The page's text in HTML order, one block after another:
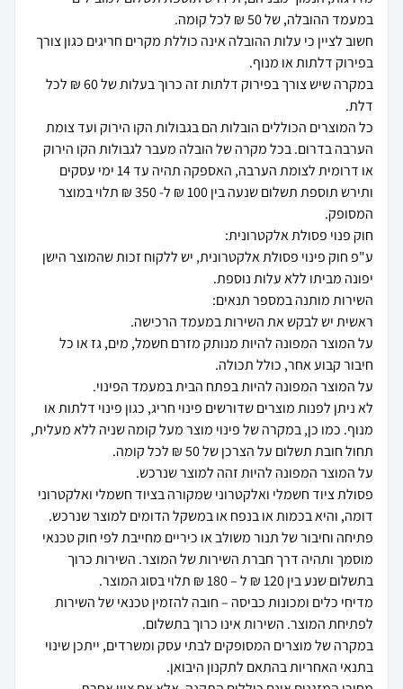
חשוב לציין כי עלות ההובלה אינה כוללת מקרים חריגים כגון צורך
במקרה שיש צורך בפירוק דלתות זה כרוך בעלות של 60 ₪ לכל
כל המוצרים הכוללים הובלות הם בגבולות הקו הירוק ועד צומת
הערבה בדרום. בכל מקרה של הובלה מעבר לגבולות הקו הירוק
או דרומית לצומת הערבה, האספקה תהיה עד 14 ימי עסקים
ותירש תוספת תשלום שנעה בין 100 ₪ ל- 350 ₪ תלוי במוצר
ע"פ חוק פינוי פסולת אלקטרונית, יש ללקוח זכות שהמוצר הישן
על המוצר המפונה להיות מנותק מזרם חשמל, מים, גז או כל
לא ניתן לפנות מוצרים שדורשים פינוי חריג, כגון פינוי דלתות או
מנוף. כמו כן, במקרה של פינוי מוצר מעל קומה שניה ללא מעלית,
פסולת ציוד חשמלי ואלקטרוני שמקורה בציוד חשמלי ואלקטרוני
פתיחה וחיבור של תנור משולב או כיריים מחייבת לפי חוק טכנאי
מוסמך ותהיה דרך חברת השירות של המוצר. השירות כרוך
מדיחי כלים ומכונות כביסה – חובה להזמין טכנאי של השירות
במקרה של מוצרים המסופקים לבתי עסק ומשרדים, ייתכן שינוי